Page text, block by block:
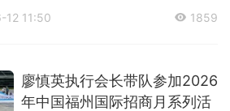
12 11:50 1859
廖慎英执行会长带队参加2026
年中国福州国际招商月系列活